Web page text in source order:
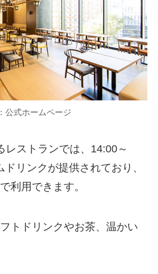
公式ホームページ
レストランでは、14:00～
リンクが提供されており、
利用できます。
トドリンクやお茶、温かい